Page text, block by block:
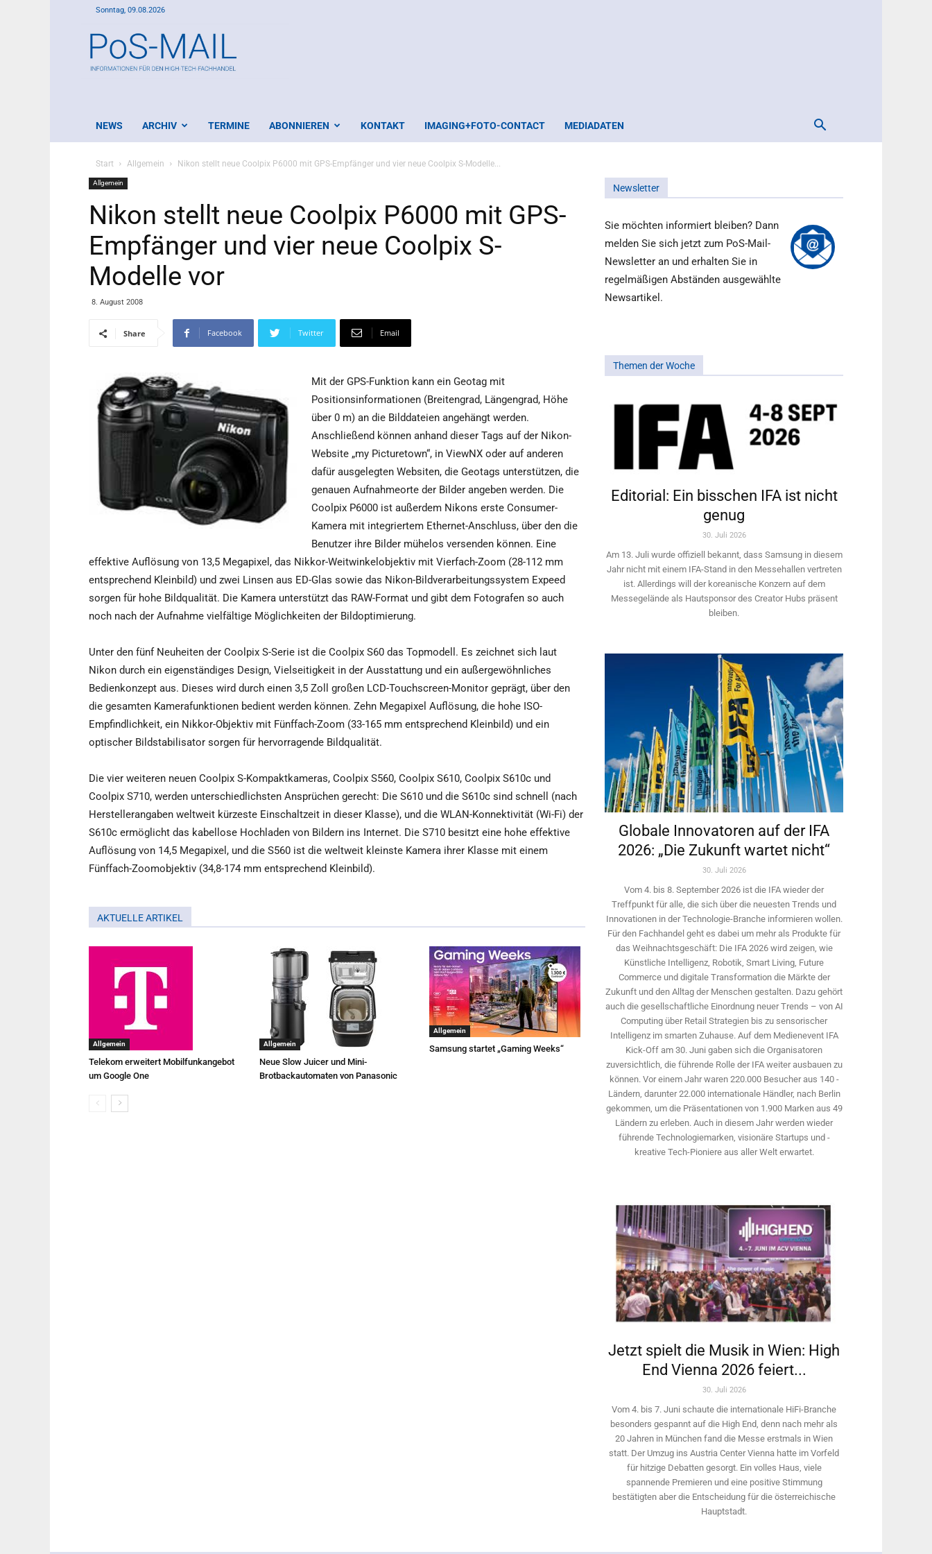
Sonntag, 09.08.2026
Mail
NEWS ARCHIV TERMINE ABONNIEREN KONTAKT IMAGING+FOTO-CONTACT MEDIADATEN
Start Allgemein Nikon stellt neue Coolpix P6000 mit GPS-Empfänger und vier neue Coolpix S-Modelle...
Allgemein
Nikon stellt neue Coolpix P6000 mit GPS-
Empfänger und vier neue Coolpix S-
Modelle vor
8. August 2008
Share Facebook Twitter Email
Mit der GPS-Funktion kann ein Geotag mit
Positionsinformationen (Breitengrad, Längengrad, Höhe
über 0 m) an die Bilddateien angehängt werden.
Anschließend können anhand dieser Tags auf der Nikon-
Website „my Picturetown“, in ViewNX oder auf anderen
dafür ausgelegten Websiten, die Geotags unterstützen, die
genauen Aufnahmeorte der Bilder angeben werden. Die
Coolpix P6000 ist außerdem Nikons erste Consumer-
Kamera mit integriertem Ethernet-Anschluss, über den die
Benutzer ihre Bilder mühelos versenden können. Eine
effektive Auflösung von 13,5 Megapixel, das Nikkor-Weitwinkelobjektiv mit Vierfach-Zoom (28-112 mm
entsprechend Kleinbild) und zwei Linsen aus ED-Glas sowie das Nikon-Bildverarbeitungssystem Expeed
sorgen für hohe Bildqualität. Die Kamera unterstützt das RAW-Format und gibt dem Fotografen so auch
noch nach der Aufnahme vielfältige Möglichkeiten der Bildoptimierung.
Unter den fünf Neuheiten der Coolpix S-Serie ist die Coolpix S60 das Topmodell. Es zeichnet sich laut
Nikon durch ein eigenständiges Design, Vielseitigkeit in der Ausstattung und ein außergewöhnliches
Bedienkonzept aus. Dieses wird durch einen 3,5 Zoll großen LCD-Touchscreen-Monitor geprägt, über den
die gesamten Kamerafunktionen bedient werden können. Zehn Megapixel Auflösung, die hohe ISO-
Empfindlichkeit, ein Nikkor-Objektiv mit Fünffach-Zoom (33-165 mm entsprechend Kleinbild) und ein
optischer Bildstabilisator sorgen für hervorragende Bildqualität.
Die vier weiteren neuen Coolpix S-Kompaktkameras, Coolpix S560, Coolpix S610, Coolpix S610c und
Coolpix S710, werden unterschiedlichsten Ansprüchen gerecht: Die S610 und die S610c sind schnell (nach
Herstellerangaben weltweit kürzeste Einschaltzeit in dieser Klasse), und die WLAN-Konnektivität (Wi-Fi) der
S610c ermöglicht das kabellose Hochladen von Bildern ins Internet. Die S710 besitzt eine hohe effektive
Auflösung von 14,5 Megapixel, und die S560 ist die weltweit kleinste Kamera ihrer Klasse mit einem
Fünffach-Zoomobjektiv (34,8-174 mm entsprechend Kleinbild).
AKTUELLE ARTIKEL
Allgemein
Telekom erweitert Mobilfunkangebot
um Google One
Allgemein
Neue Slow Juicer und Mini-
Brotbackautomaten von Panasonic
Allgemein
Samsung startet „Gaming Weeks“
Newsletter
Sie möchten informiert bleiben? Dann
melden Sie sich jetzt zum PoS-Mail-
Newsletter an und erhalten Sie in
regelmäßigen Abständen ausgewählte
Newsartikel.
Themen der Woche
Editorial: Ein bisschen IFA ist nicht
genug
30. Juli 2026
Am 13. Juli wurde offiziell bekannt, dass Samsung in diesem
Jahr nicht mit einem IFA-Stand in den Messehallen vertreten
ist. Allerdings will ­der koreanische Konzern auf dem
Messegelände als Hautsponsor des Creator Hubs präsent
bleiben.
Globale Innovatoren auf der IFA
2026: „Die Zukunft wartet nicht“
30. Juli 2026
Vom 4. bis 8. September 2026 ist die IFA wieder der
Treffpunkt für alle, die sich über die neuesten Trends und
Innovationen in der Technologie-­Branche informieren wollen.
Für den Fachhandel geht es dabei um mehr als Produkte für
das Weihnachtsgeschäft: Die IFA 2026 wird ­zeigen, wie
Künstliche Intelligenz, Robotik, Smart Living, Future
Commerce und digitale Trans­formation die Märkte der
Zukunft und den Alltag der Menschen gestalten. Dazu gehört
auch die gesellschaftliche Einordnung neuer Trends – von AI
Computing über Retail Strategien bis zu sensorischer
Intelligenz im smarten Zuhause. Auf dem Medien­event IFA
Kick-Off am 30. Juni gaben sich die Organisatoren
zuversichtlich, die führende Rolle der IFA weiter ausbauen zu
können. Vor einem Jahr ­waren 220.000 Besucher aus 140 ­
Ländern, ­darunter 22.000 internationale Händler, nach Berlin
gekommen, um die Präsen­tationen von 1.900 Marken aus 49
Ländern zu erleben. Auch in diesem Jahr werden wieder
führende Technologiemarken, visionäre Startups und ­
kreative Tech-Pioniere aus aller Welt erwartet.
Jetzt spielt die Musik in Wien: High
End Vienna 2026 feiert...
30. Juli 2026
Vom 4. bis 7. Juni schaute die internationale HiFi-Branche
besonders gespannt auf die High End, denn nach mehr als
20 Jahren in München fand die Messe erstmals in Wien
statt. Der Umzug ins Austria Center Vienna hatte im Vorfeld
für hitzige Debatten gesorgt. Ein volles Haus, viele
spannende Premieren und eine positive Stimmung
bestätigten aber die Entscheidung für die österreichische
Hauptstadt.